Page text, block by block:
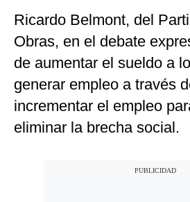
Ricardo Belmont, del
Obras, en el debate
de aumentar el sueldo a
generar empleo a través
incrementar el empleo
eliminar la brecha social.